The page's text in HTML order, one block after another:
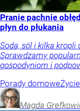
Pranie pachnie
płyn do płukania
Soda, sól i kilka kropli
Sprawdzamy
gospodyniom i
Porady domoweŻycie
Magda